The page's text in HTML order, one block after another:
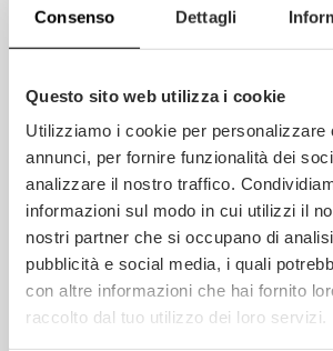
Consenso Dettagli
Questo sito web utilizza i cookie
Utilizziamo i cookie per personalizzare
annunci, per fornire funzionalità dei
analizzare il nostro traffico.
informazioni sul modo in cui utilizzi il
nostri partner che si occupano di
pubblicità e social media, i quali
con altre informazioni che hai fornito
raccolto dal tuo utilizzo dei loro servizi.
parquet chiaro con eccezionale
stabilità e durabilità grazie alle
lavorazione impiegate e